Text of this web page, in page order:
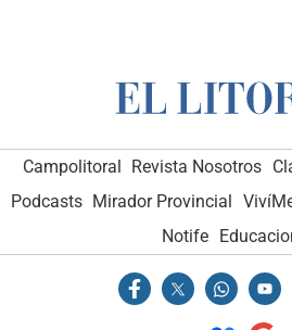
Campolitoral Revista Nosotros
Podcasts Mirador Provincial
Notife